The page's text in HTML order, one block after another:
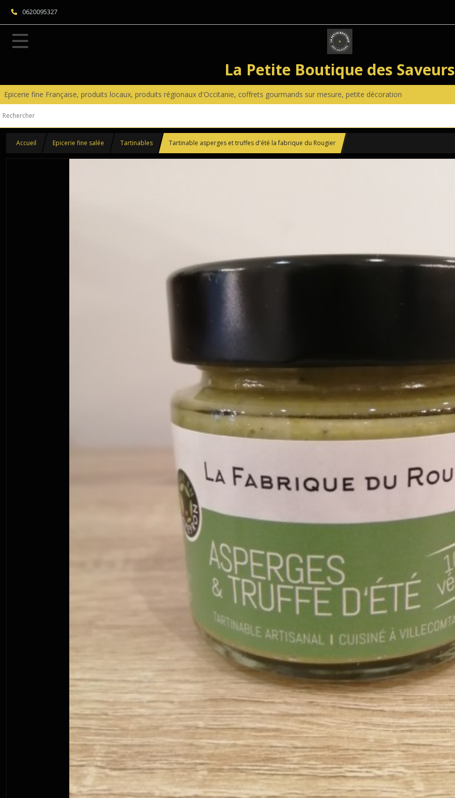
0620095327
La Petite Boutique des Saveurs
Epicerie fine Française, produits locaux, produits régionaux d'Occitanie, coffrets gourmands sur mesure, petite décoration
Accueil Epicerie fine salée Tartinables Tartinable asperges et truffes d'été la fabrique du Rougier